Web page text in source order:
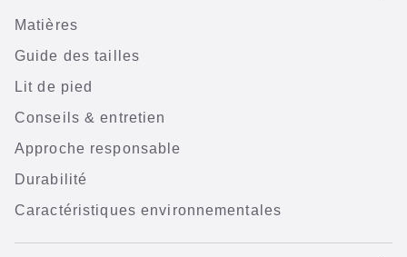
Matières
Guide des tailles
Lit de pied
Conseils & entretien
Approche responsable
Durabilité
Caractéristiques environnementales